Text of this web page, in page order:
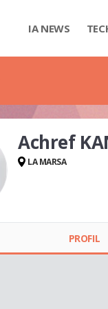
IA NEWS
Achref
LA MARSA
PROFIL